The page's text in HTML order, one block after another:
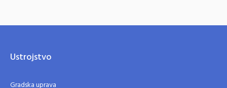
Ustrojstvo
Gradska uprava